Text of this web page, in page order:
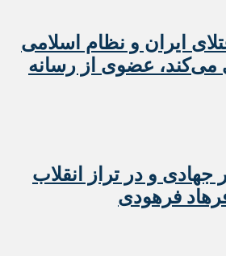
ایران و نظام اسلامی
می‌کند، عضوی از رسانه
جهادی و در تراز انقلاب
فرهودی